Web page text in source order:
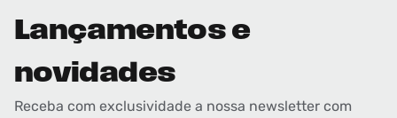
Lançamentos e
novidades
Receba com exclusividade a nossa newsletter com